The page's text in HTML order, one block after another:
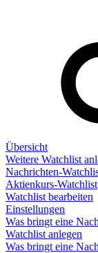
Übersicht
Weitere Watchlist
Nachrichten-
Aktienkurs-Watchlist
Watchlist bearbeiten
Einstellungen
Was bringt eine
Watchlist anlegen
Was bringt eine